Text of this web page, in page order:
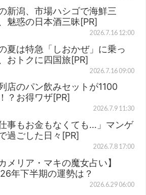
新潟、市場ハシゴで海鮮三
魅惑の日本酒三昧[PR]
2026.7.16 12:00
夏は特急「しおかぜ」に乗っ
おトクに四国旅[PR]
2026.7.16 09:00
店のパン飲みセットが1100
？お得ワザ[PR]
2026.7.9 11:30
仕事もお金もなくても…」マンゲ
過ごした日々[PR]
2026.7.8 17:00
カメリア・マキの魔女占い】
年下半期の運勢は？
2026.6.29 06:00